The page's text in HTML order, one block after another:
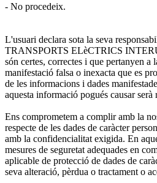
- No procedeix.
L'usuari declara sota la seva
TRANSPORTS ELèCTRICS
són certes, correctes i que pertanyen a
manifestació falsa o inexacta que es
de les informacions i dades
aquesta informació pogués causar serà
Ens comprometem a complir amb la
respecte de les dades de caràcter
amb la confidencialitat exigida. En
mesures de seguretat adequades en
aplicable de protecció de dades de
seva alteració, pèrdua o tractament o